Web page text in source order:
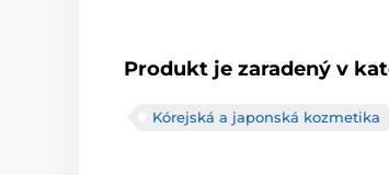
Produkt je zaradený v
Kórejská a japonská kozmetika